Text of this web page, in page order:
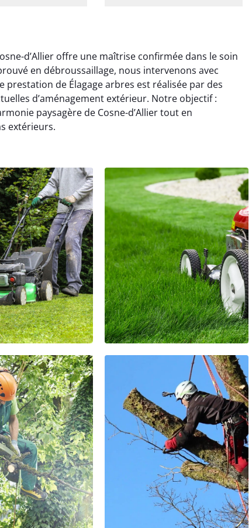
d’Allier offre une maîtrise confirmée dans le soin
en débroussaillage, nous intervenons avec
prestation de Élagage arbres est réalisée par des
d’aménagement extérieur. Notre objectif :
paysagère de Cosne-d’Allier tout en
extérieurs.